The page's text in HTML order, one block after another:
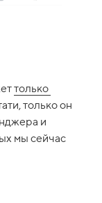
только
только он
и
мы сейчас